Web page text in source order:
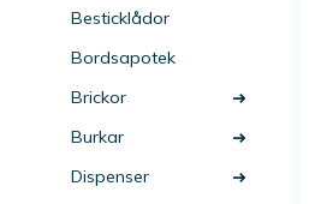
Besticklådor
Bordsapotek
Brickor
Burkar
Dispenser